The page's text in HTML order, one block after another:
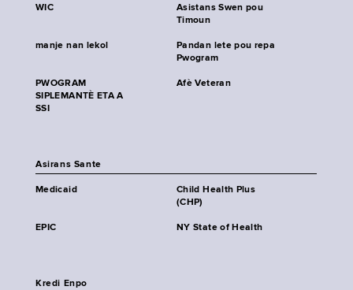
WIC
Asistans Swen pou
Timoun
manje nan lekol
Pandan lete pou repa
Pwogram
PWOGRAM
SIPLEMANTÈ ETA A
SSI
Afè Veteran
Asirans Sante
Medicaid
Child Health Plus
(CHP)
EPIC NY State of Health
Kredi Enpo